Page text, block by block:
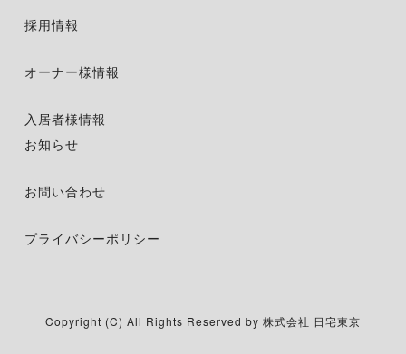
採用情報
オーナー様情報
入居者様情報
お知らせ
お問い合わせ
プライバシーポリシー
Copyright (C) All Rights Reserved by 株式会社 日宅東京